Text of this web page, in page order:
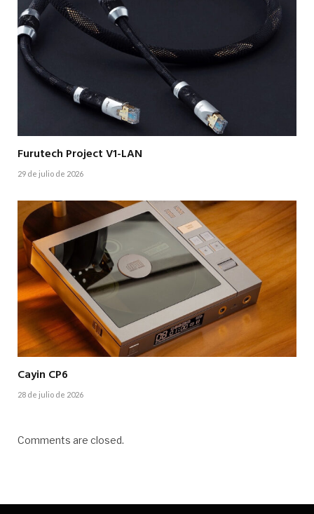
Furutech Project V1-LAN
29 de julio de 2026
Cayin CP6
28 de julio de 2026
Comments are closed.